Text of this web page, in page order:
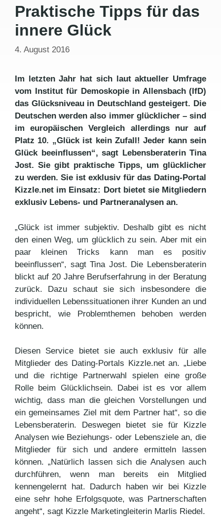
Praktische Tipps für das
innere Glück
4. August 2016
Im letzten Jahr hat sich laut aktueller Umfrage
vom Institut für Demoskopie in Allensbach (IfD)
das Glücksniveau in Deutschland gesteigert. Die
Deutschen werden also immer glücklicher – sind
im europäischen Vergleich allerdings nur auf
Platz 10. „Glück ist kein Zufall! Jeder kann sein
Glück beeinflussen“, sagt Lebensberaterin Tina
Jost. Sie gibt praktische Tipps, um glücklicher
zu werden. Sie ist exklusiv für das Dating-Portal
Kizzle.net im Einsatz: Dort bietet sie Mitgliedern
exklusiv Lebens- und Partneranalysen an.
„Glück ist immer subjektiv. Deshalb gibt es nicht
den einen Weg, um glücklich zu sein. Aber mit ein
paar kleinen Tricks kann man es positiv
beeinflussen“, sagt Tina Jost. Die Lebensberaterin
blickt auf 20 Jahre Berufserfahrung in der Beratung
zurück. Dazu schaut sie sich insbesondere die
individuellen Lebenssituationen ihrer Kunden an und
bespricht, wie Problemthemen behoben werden
können.
Diesen Service bietet sie auch exklusiv für alle
Mitglieder des Dating-Portals Kizzle.net an. „Liebe
und die richtige Partnerwahl spielen eine große
Rolle beim Glücklichsein. Dabei ist es vor allem
wichtig, dass man die gleichen Vorstellungen und
ein gemeinsames Ziel mit dem Partner hat“, so die
Lebensberaterin. Deswegen bietet sie für Kizzle
Analysen wie Beziehungs- oder Lebensziele an, die
Mitglieder für sich und andere ermitteln lassen
können. „Natürlich lassen sich die Analysen auch
durchführen, wenn man bereits ein Mitglied
kennengelernt hat. Dadurch haben wir bei Kizzle
eine sehr hohe Erfolgsquote, was Partnerschaften
angeht“, sagt Kizzle Marketingleiterin Marlis Riedel.